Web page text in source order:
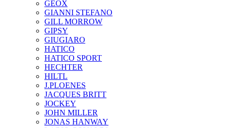
GEOX
GIANNI STEFANO
GILL MORROW
GIPSY
GIUGIARO
HATICO
HATICO SPORT
HECHTER
HILTL
J.PLOENES
JAСQUES BRITT
JOCKEY
JOHN MILLER
JONAS HANWAY